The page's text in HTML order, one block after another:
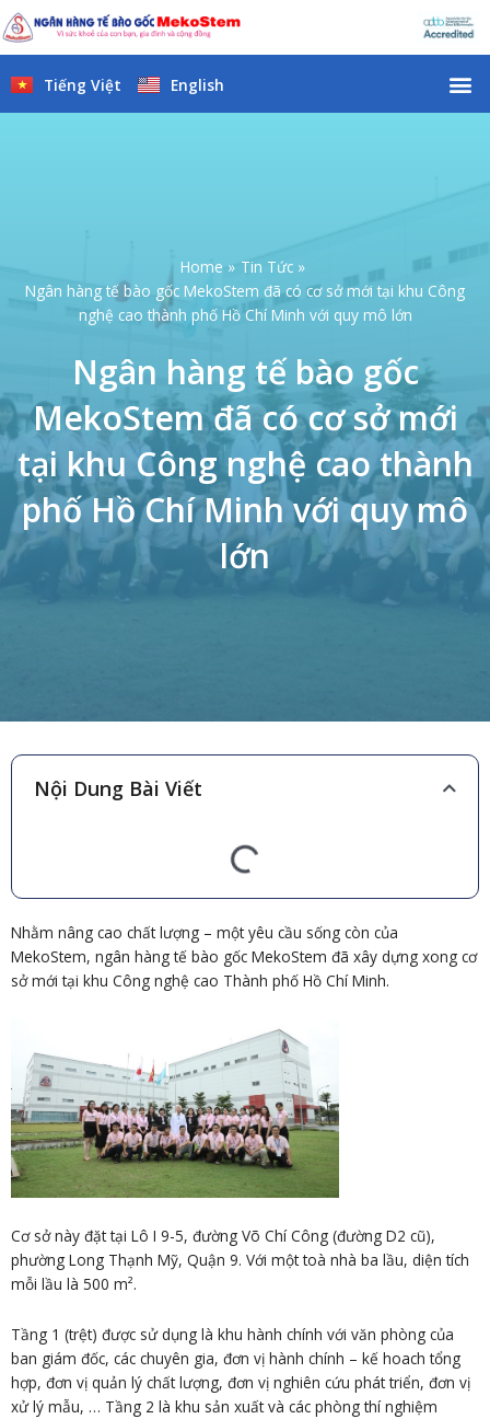
Skip
to
content
Tiếng Việt English
Home
Tin Tức
Ngân hàng tế bào gốc MekoStem đã có cơ sở mới tại khu Công
nghệ cao thành phố Hồ Chí Minh với quy mô lớn
Ngân hàng tế bào gốc
MekoStem đã có cơ sở mới
tại khu Công nghệ cao thành
phố Hồ Chí Minh với quy mô
lớn
Nội Dung Bài Viết
Nhằm nâng cao chất lượng – một yêu cầu sống còn của
MekoStem, ngân hàng tế bào gốc MekoStem đã xây dựng xong cơ
sở mới tại khu Công nghệ cao Thành phố Hồ Chí Minh.
Cơ sở này đặt tại Lô I 9-5, đường Võ Chí Công (đường D2 cũ),
phường Long Thạnh Mỹ, Quận 9. Với một toà nhà ba lầu, diện tích
mỗi lầu là 500 m².
Tầng 1 (trệt) được sử dụng là khu hành chính với văn phòng của
ban giám đốc, các chuyên gia, đơn vị hành chính – kế hoach tổng
hợp, đơn vị quản lý chất lượng, đơn vị nghiên cứu phát triển, đơn vị
xử lý mẫu, … Tầng 2 là khu sản xuất và các phòng thí nghiệm